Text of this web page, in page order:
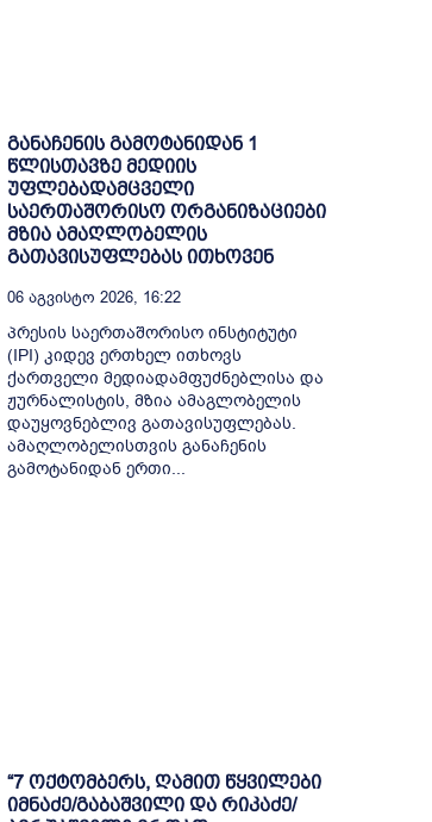
განაჩენის გამოტანიდან 1
წლისთავზე მედიის
უფლებადამცველი
საერთაშორისო ორგანიზაციები
მზია ამაღლობელის
გათავისუფლებას ითხოვენ
06 Აგვისტო 2026, 16:22
პრესის საერთაშორისო ინსტიტუტი
(IPI) კიდევ ერთხელ ითხოვს
ქართველი მედიადამფუძნებლისა და
ჟურნალისტის, მზია ამაგლობელის
დაუყოვნებლივ გათავისუფლებას.
ამაღლობელისთვის განაჩენის
გამოტანიდან ერთი...
“7 ოქტომბერს, ღამით წყვილები
იმნაძე/გაბაშვილი და რიკაძე/